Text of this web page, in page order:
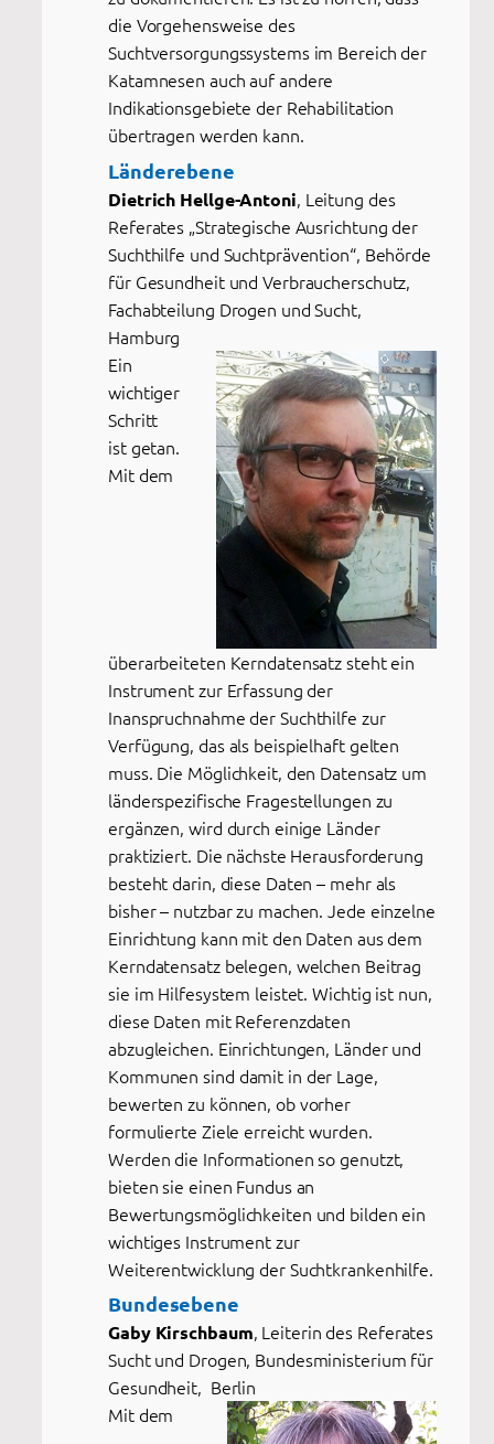
die Vorgehensweise des
Suchtversorgungssystems im Bereich der
Katamnesen auch auf andere
Indikationsgebiete der Rehabilitation
übertragen werden kann.
Länderebene
Dietrich Hellge-Antoni, Leitung des
Referates „Strategische Ausrichtung der
Suchthilfe und Suchtprävention“, Behörde
für Gesundheit und Verbraucherschutz,
Fachabteilung Drogen und Sucht,
Hamburg
Ein
wichtiger
Schritt
ist getan.
Mit dem
überarbeiteten Kerndatensatz steht ein
Instrument zur Erfassung der
Inanspruchnahme der Suchthilfe zur
Verfügung, das als beispielhaft gelten
muss. Die Möglichkeit, den Datensatz um
länderspezifische Fragestellungen zu
ergänzen, wird durch einige Länder
praktiziert. Die nächste Herausforderung
besteht darin, diese Daten – mehr als
bisher – nutzbar zu machen. Jede einzelne
Einrichtung kann mit den Daten aus dem
Kerndatensatz belegen, welchen Beitrag
sie im Hilfesystem leistet. Wichtig ist nun,
diese Daten mit Referenzdaten
abzugleichen. Einrichtungen, Länder und
Kommunen sind damit in der Lage,
bewerten zu können, ob vorher
formulierte Ziele erreicht wurden.
Werden die Informationen so genutzt,
bieten sie einen Fundus an
Bewertungsmöglichkeiten und bilden ein
wichtiges Instrument zur
Weiterentwicklung der Suchtkrankenhilfe.
Bundesebene
Gaby Kirschbaum, Leiterin des Referates
Sucht und Drogen, Bundesministerium für
Gesundheit, Berlin
Mit dem